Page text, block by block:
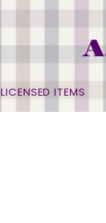
LICENSED ITEMS